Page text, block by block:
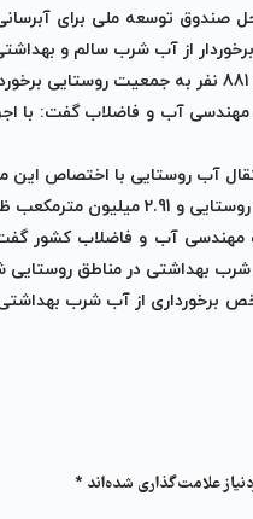
آب شرب سالم و بهداشتی یکصد و 11
مهندسی آب و فاضلاب کشور
علامت‌گذاری شده‌اند *